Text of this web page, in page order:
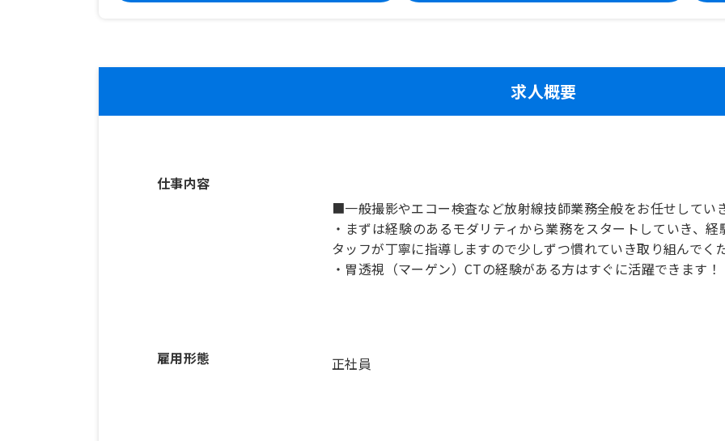
求人概要
仕事内容
■一般撮影やエコー検査など放射線技師業務全般をお任せしてい
・まずは経験のあるモダリティから業務をスタートしていき、
タッフが丁寧に指導しますので少しずつ慣れていき取り組んでく
雇用形態 正社員